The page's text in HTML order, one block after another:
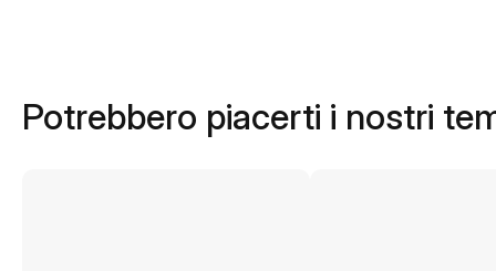
Potrebbero piacerti i nostri